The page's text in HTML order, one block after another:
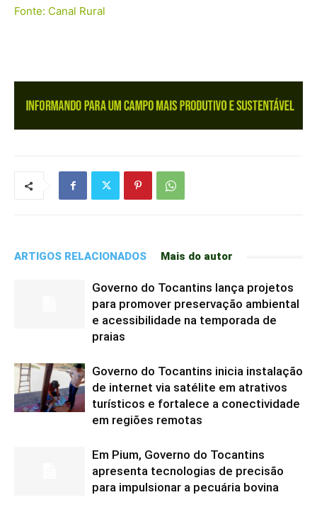
Fonte: Canal Rural
ARTIGOS RELACIONADOS Mais do autor
Governo do Tocantins lança projetos
para promover preservação ambiental
e acessibilidade na temporada de
praias
Governo do Tocantins inicia instalação
de internet via satélite em atrativos
turísticos e fortalece a conectividade
em regiões remotas
Em Pium, Governo do Tocantins
apresenta tecnologias de precisão
para impulsionar a pecuária bovina